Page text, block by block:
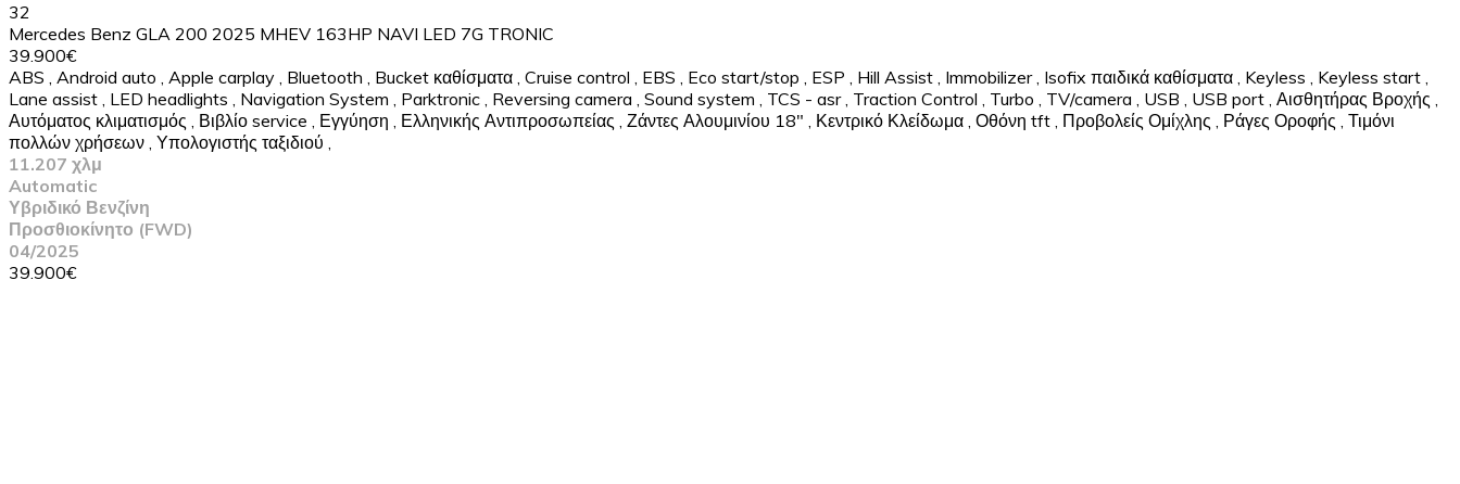
32
Mercedes Benz GLA 200 2025 MHEV 163HP NAVI LED 7G TRONIC
39.900€
ABS , Android auto , Apple carplay , Bluetooth , Bucket καθίσματα , Cruise control , EBS , Eco start/stop , ESP , Hill Assist , Immobilizer , Isofix παιδικά καθίσματα , Keyless , Keyless start ,
Lane assist , LED headlights , Navigation System , Parktronic , Reversing camera , Sound system , TCS - asr , Traction Control , Turbo , TV/camera , USB , USB port , Αισθητήρας Βροχής ,
Αυτόματος κλιματισμός , Βιβλίο service , Εγγύηση , Ελληνικής Αντιπροσωπείας , Ζάντες Αλουμινίου 18" , Κεντρικό Κλείδωμα , Οθόνη tft , Προβολείς Ομίχλης , Ράγες Οροφής , Τιμόνι
πολλών χρήσεων , Υπολογιστής ταξιδιού ,
11.207 χλμ
Automatic
Υβριδικό Βενζίνη
Προσθιοκίνητο (FWD)
04/2025
39.900€